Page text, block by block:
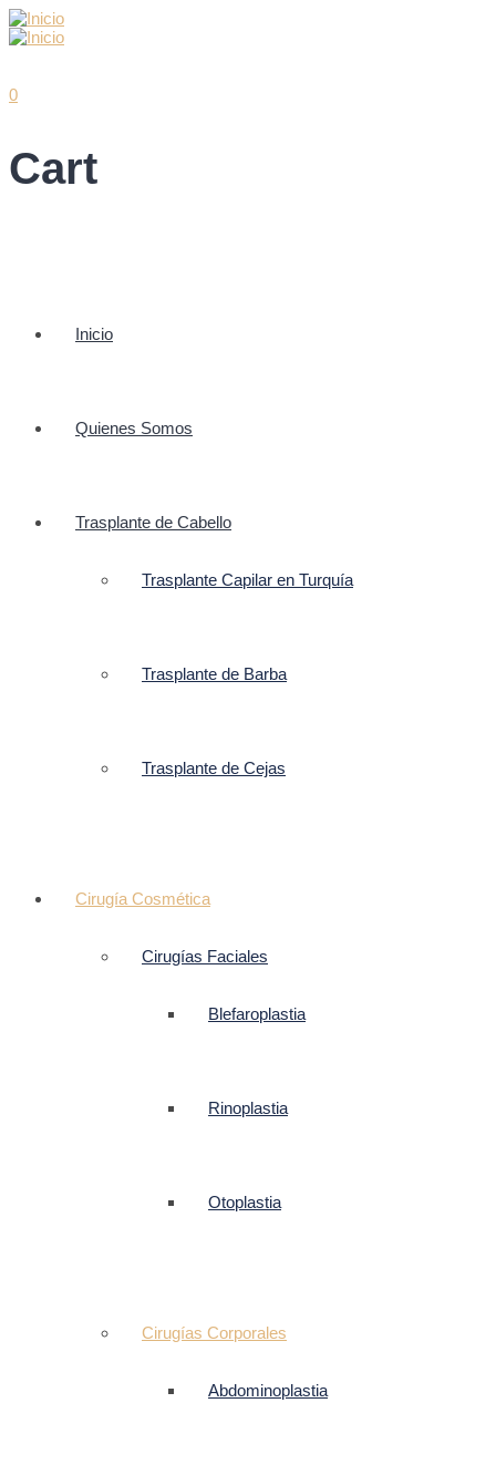
0
Cart
Inicio
Quienes Somos
Trasplante de Cabello
Trasplante Capilar en Turquía
Trasplante de Barba
Trasplante de Cejas
Cirugía Cosmética
Cirugías Faciales
Blefaroplastia
Rinoplastia
Otoplastia
Cirugías Corporales
Abdominoplastia